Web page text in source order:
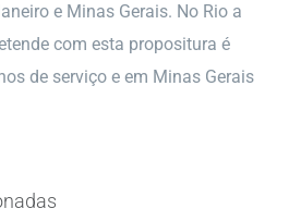
e Minas Gerais. No Rio a
com esta propositura é
de serviço e em Minas Gerais